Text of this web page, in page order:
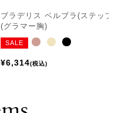
ブラデリス ベルブラ(ステップ
(グラマー胸)
SALE
¥6,314 税込